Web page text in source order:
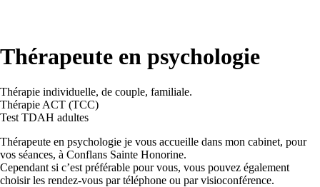
Thérapeute en psychologie
Thérapie individuelle, de couple, familiale.
Thérapie ACT (TCC)
Test TDAH adultes
Thérapeute en psychologie je vous accueille dans mon cabinet, pour
vos séances, à Conflans Sainte Honorine.
Cependant si c’est préférable pour vous, vous pouvez également
choisir les rendez-vous par téléphone ou par visioconférence.